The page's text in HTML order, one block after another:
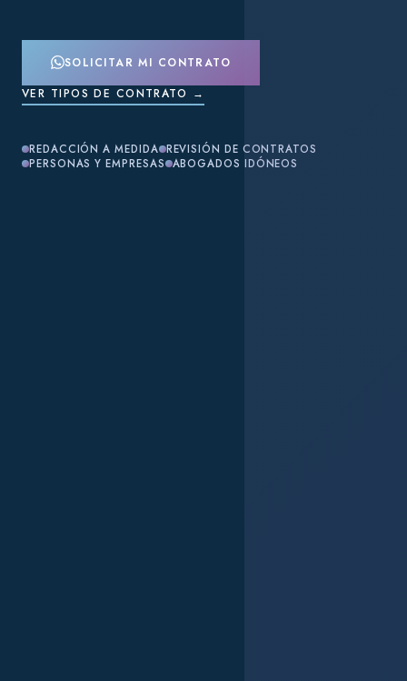
SOLICITAR MI CONTRATO
VER TIPOS DE CONTRATO →
REDACCIÓN A MEDIDA REVISIÓN DE CONTRATOS
PERSONAS Y EMPRESAS ABOGADOS IDÓNEOS